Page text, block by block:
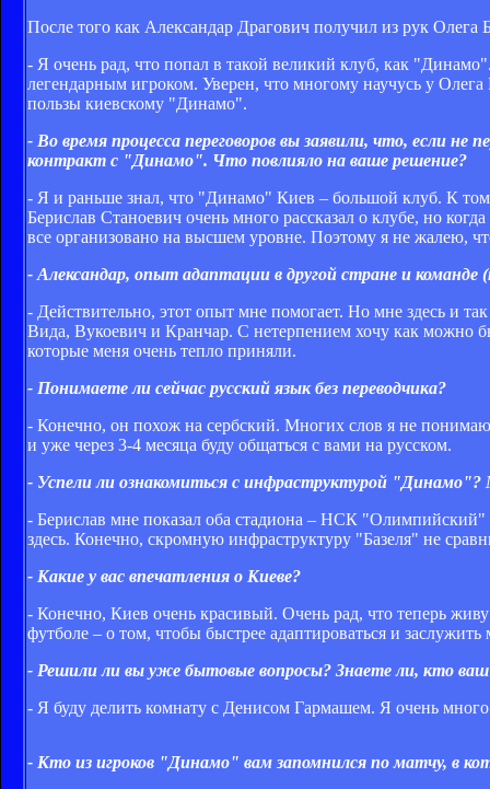
После того как Александар Драгович получил из рук
- Я очень рад, что попал в такой великий клуб, как
легендарным игроком. Уверен, что многому научусь у
пользы киевскому "Динамо".
- Во время процесса переговоров вы заявили, что, если
контракт с "Динамо". Что повлияло на ваше решение?
- Я и раньше знал, что "Динамо" Киев – большой клуб. К
Берислав Станоевич очень много рассказал о клубе, но
все организовано на высшем уровне. Поэтому я не жалею,
- Александар, опыт адаптации в другой стране и
- Действительно, этот опыт мне помогает. Но мне здесь и
Вида, Вукоевич и Кранчар. С нетерпением хочу как можно
которые меня очень тепло приняли.
- Понимаете ли сейчас русский язык без переводчика?
- Конечно, он похож на сербский. Многих слов я не
и уже через 3-4 месяца буду общаться с вами на русском.
- Успели ли ознакомиться с инфраструктурой
- Берислав мне показал оба стадиона – НСК
здесь. Конечно, скромную инфраструктуру "Базеля" не
- Какие у вас впечатления о Киеве?
- Конечно, Киев очень красивый. Очень рад, что теперь
футболе – о том, чтобы быстрее адаптироваться и заслужить
- Решили ли вы уже бытовые вопросы? Знаете ли, кто ваш
- Я буду делить комнату с Денисом Гармашем. Я очень
- Кто из игроков "Динамо" вам запомнился по матчу, в